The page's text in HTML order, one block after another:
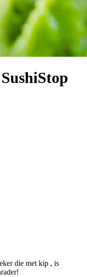
die met kip , is